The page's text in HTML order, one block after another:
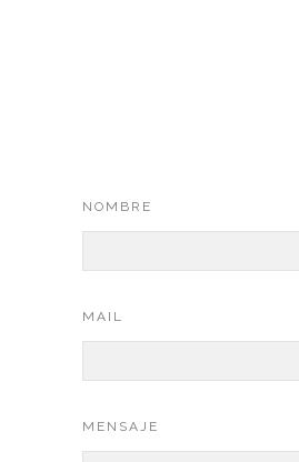
NOMBRE
MAIL
MENSAJE